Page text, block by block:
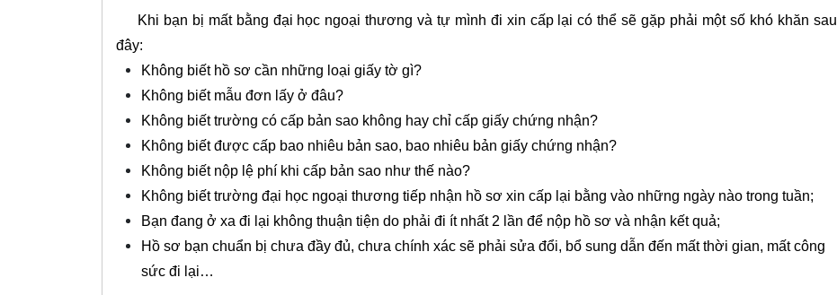
Khi bạn bị mất bằng đại học ngoại thương và tự mình đi xin cấp lại có thể sẽ gặp phải một số khó khăn sau
đây:
Không biết hồ sơ cần những loại giấy tờ gì?
Không biết mẫu đơn lấy ở đâu?
Không biết trường có cấp bản sao không hay chỉ cấp giấy chứng nhận?
Không biết được cấp bao nhiêu bản sao, bao nhiêu bản giấy chứng nhận?
Không biết nộp lệ phí khi cấp bản sao như thế nào?
Không biết trường đại học ngoại thương tiếp nhận hồ sơ xin cấp lại bằng vào những ngày nào trong tuần;
Bạn đang ở xa đi lại không thuận tiện do phải đi ít nhất 2 lần để nộp hồ sơ và nhận kết quả;
Hồ sơ bạn chuẩn bị chưa đầy đủ, chưa chính xác sẽ phải sửa đổi, bổ sung dẫn đến mất thời gian, mất công
sức đi lại…